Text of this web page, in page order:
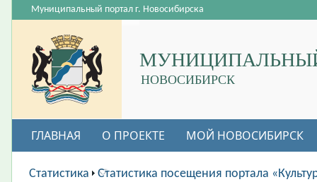
НОВОСИБИРСК
Муниципальный портал г. Новосибирска
ГЛАВНАЯ О ПРОЕКТЕ МОЙ НОВОСИБИРСК
ВАКАНСИИ
Статистика Статистика посещения портала